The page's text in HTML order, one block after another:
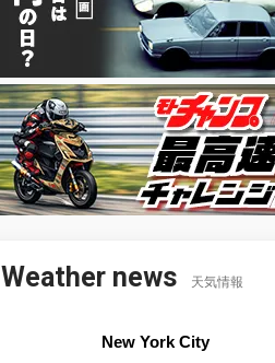
Weather news 天気情報
New York City